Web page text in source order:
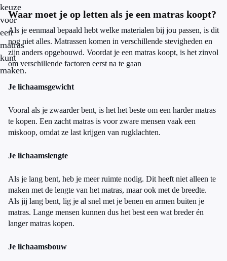
keuze
voor
een
matras
kunt
maken.
Waar moet je op letten als je een matras koopt?
Als je eenmaal bepaald hebt welke materialen bij jou passen, is dit
nog niet alles. Matrassen komen in verschillende stevigheden en
zijn anders opgebouwd. Voordat je een matras koopt, is het zinvol
om verschillende factoren eerst na te gaan
Je lichaamsgewicht
Vooral als je zwaarder bent, is het het beste om een harder matras
te kopen. Een zacht matras is voor zware mensen vaak een
miskoop, omdat ze last krijgen van rugklachten.
Je lichaamslengte
Als je lang bent, heb je meer ruimte nodig. Dit heeft niet alleen te
maken met de lengte van het matras, maar ook met de breedte.
Als jij lang bent, lig je al snel met je benen en armen buiten je
matras. Lange mensen kunnen dus het best een wat breder én
langer matras kopen.
Je lichaamsbouw